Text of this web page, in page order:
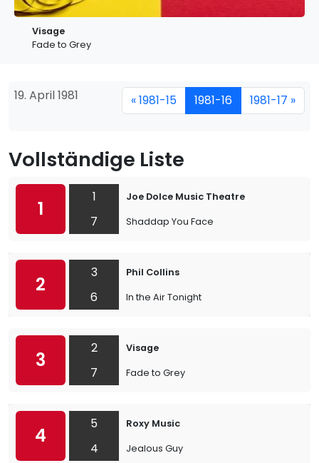
Visage
Fade to Grey
19. April 1981 « 1981-15 1981-16 1981-17 »
Vollständige Liste
1
1
7
Joe Dolce Music Theatre
Shaddap You Face
2
3
6
Phil Collins
In the Air Tonight
3
2
7
Visage
Fade to Grey
4
5
4
Roxy Music
Jealous Guy